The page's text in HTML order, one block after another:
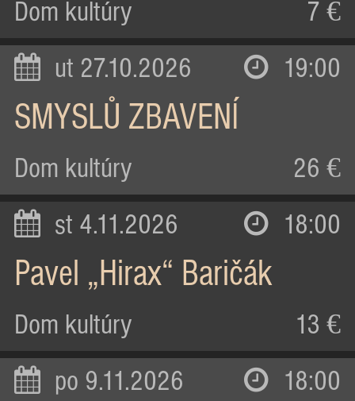
Dom kultúry 7 €
ut 27.10.2026 19:00
SMYSLŮ ZBAVENÍ
Dom kultúry 26 €
st 4.11.2026 18:00
Pavel „Hirax“ Baričák
Dom kultúry 13 €
po 9.11.2026 18:00